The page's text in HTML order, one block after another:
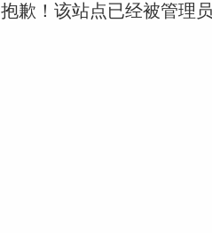
抱歉！该站点已经被管理